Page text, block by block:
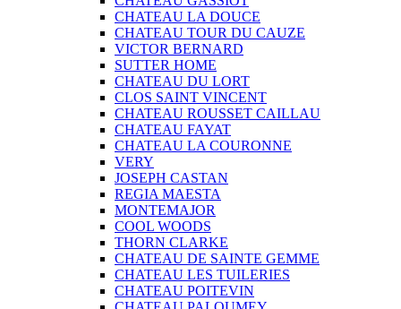
CHATEAU LA DOUCE
CHATEAU TOUR DU CAUZE
VICTOR BERNARD
SUTTER HOME
CHATEAU DU LORT
CLOS SAINT VINCENT
CHATEAU ROUSSET CAILLAU
CHATEAU FAYAT
CHATEAU LA COURONNE
VERY
JOSEPH CASTAN
REGIA MAESTA
MONTEMAJOR
COOL WOODS
THORN CLARKE
CHATEAU DE SAINTE GEMME
CHATEAU LES TUILERIES
CHATEAU POITEVIN